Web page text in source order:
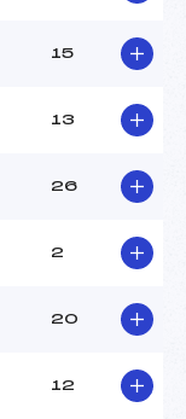
230.0000
15
13
26
2
20
12